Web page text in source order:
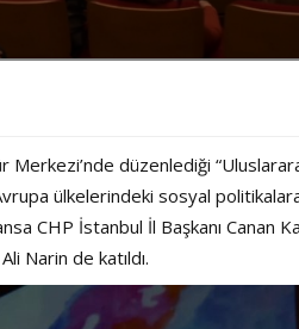
düzenlediği
ülkelerindeki sosyal politikalara
CHP İstanbul İl Başkanı Canan
Narin de katıldı.